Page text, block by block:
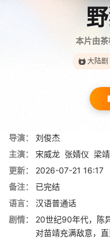
本片由
大陆剧
导演：
刘俊杰
主演：
宋威龙 张婧仪 梁
更新：
2026-07-21 16:17
备注：
已完结
语言：
汉语普通话
剧情：
20世纪90年代，陈
对苗靖充满敌意，